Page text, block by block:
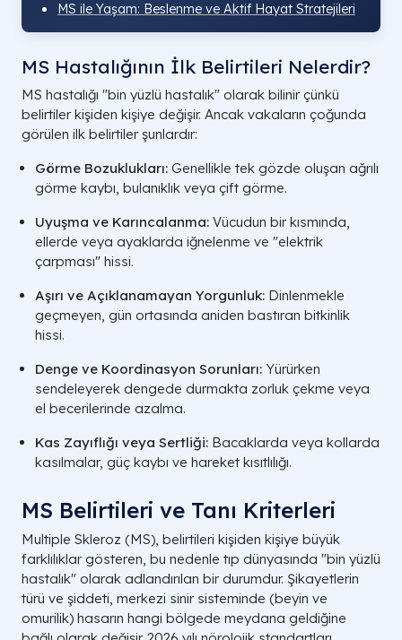
MS ile Yaşam: Beslenme ve Aktif Hayat Stratejileri
MS Hastalığının İlk Belirtileri Nelerdir?
MS hastalığı "bin yüzlü hastalık" olarak bilinir çünkü
belirtiler kişiden kişiye değişir. Ancak vakaların çoğunda
görülen ilk belirtiler şunlardır:
Görme Bozuklukları: Genellikle tek gözde oluşan ağrılı
görme kaybı, bulanıklık veya çift görme.
Uyuşma ve Karıncalanma: Vücudun bir kısmında,
ellerde veya ayaklarda iğnelenme ve "elektrik
çarpması" hissi.
Aşırı ve Açıklanamayan Yorgunluk: Dinlenmekle
geçmeyen, gün ortasında aniden bastıran bitkinlik
hissi.
Denge ve Koordinasyon Sorunları: Yürürken
sendeleyerek dengede durmakta zorluk çekme veya
el becerilerinde azalma.
Kas Zayıflığı veya Sertliği: Bacaklarda veya kollarda
kasılmalar, güç kaybı ve hareket kısıtlılığı.
MS Belirtileri ve Tanı Kriterleri
Multiple Skleroz (MS), belirtileri kişiden kişiye büyük
farklılıklar gösteren, bu nedenle tıp dünyasında "bin yüzlü
hastalık" olarak adlandırılan bir durumdur. Şikayetlerin
türü ve şiddeti, merkezi sinir sisteminde (beyin ve
omurilik) hasarın hangi bölgede meydana geldiğine